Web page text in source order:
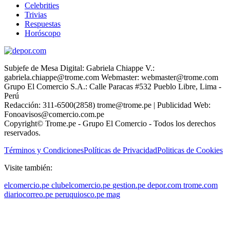
Celebrities
Trivias
Respuestas
Horóscopo
Subjefe de Mesa Digital: Gabriela Chiappe V.:
gabriela.chiappe@trome.com Webmaster: webmaster@trome.com
Grupo El Comercio S.A.: Calle Paracas #532 Pueblo Libre, Lima -
Perú
Redacción: 311-6500(2858) trome@trome.pe | Publicidad Web:
Fonoavisos@comercio.com.pe
Copyright© Trome.pe - Grupo El Comercio - Todos los derechos
reservados.
Términos y CondicionesPolíticas de PrivacidadPoliticas de Cookies
Visite también:
elcomercio.pe clubelcomercio.pe gestion.pe depor.com trome.com
diariocorreo.pe peruquiosco.pe mag